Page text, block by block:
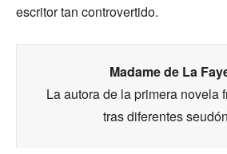
escritor tan controvertido.
Madame de La
La autora de la primera novela
tras diferentes